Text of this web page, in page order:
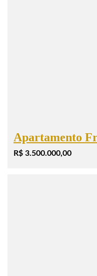
Apartamento
R$ 3.500.000,00